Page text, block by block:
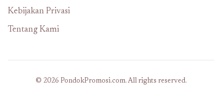
Kebijakan Privasi
Tentang Kami
© 2026 PondokPromosi.com. All rights reserved.